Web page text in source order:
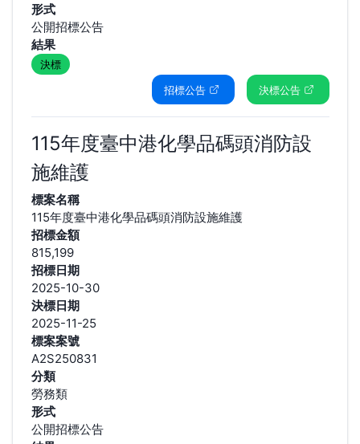
形式
公開招標公告
結果
決標
招標公告
決標公告
115年度臺中港化學品碼頭消防設
施維護
標案名稱
115年度臺中港化學品碼頭消防設施維護
招標金額
815,199
招標日期
2025-10-30
決標日期
2025-11-25
標案案號
A2S250831
分類
勞務類
形式
公開招標公告